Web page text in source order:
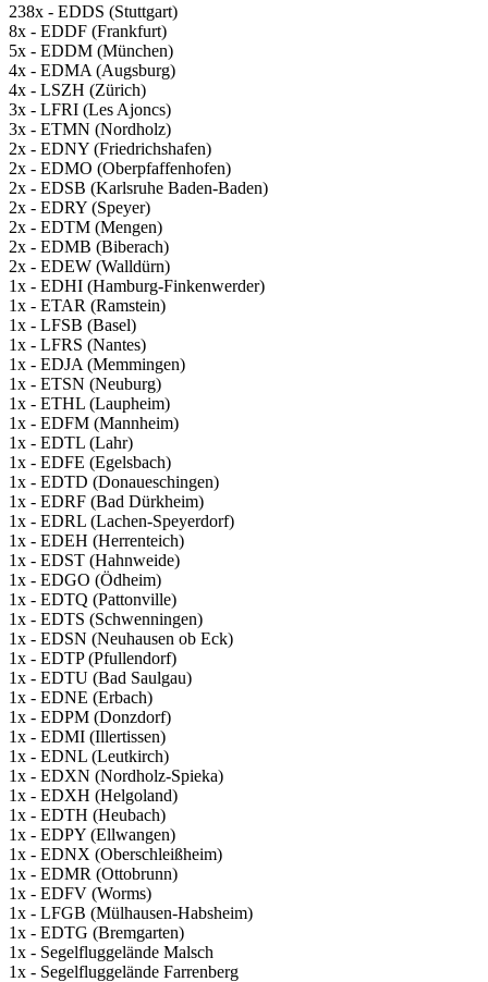
238x - EDDS (Stuttgart)
8x - EDDF (Frankfurt)
5x - EDDM (München)
4x - EDMA (Augsburg)
4x - LSZH (Zürich)
3x - LFRI (Les Ajoncs)
3x - ETMN (Nordholz)
2x - EDNY (Friedrichshafen)
2x - EDMO (Oberpfaffenhofen)
2x - EDSB (Karlsruhe Baden-Baden)
2x - EDRY (Speyer)
2x - EDTM (Mengen)
2x - EDMB (Biberach)
2x - EDEW (Walldürn)
1x - EDHI (Hamburg-Finkenwerder)
1x - ETAR (Ramstein)
1x - LFSB (Basel)
1x - LFRS (Nantes)
1x - EDJA (Memmingen)
1x - ETSN (Neuburg)
1x - ETHL (Laupheim)
1x - EDFM (Mannheim)
1x - EDTL (Lahr)
1x - EDFE (Egelsbach)
1x - EDTD (Donaueschingen)
1x - EDRF (Bad Dürkheim)
1x - EDRL (Lachen-Speyerdorf)
1x - EDEH (Herrenteich)
1x - EDST (Hahnweide)
1x - EDGO (Ödheim)
1x - EDTQ (Pattonville)
1x - EDTS (Schwenningen)
1x - EDSN (Neuhausen ob Eck)
1x - EDTP (Pfullendorf)
1x - EDTU (Bad Saulgau)
1x - EDNE (Erbach)
1x - EDPM (Donzdorf)
1x - EDMI (Illertissen)
1x - EDNL (Leutkirch)
1x - EDXN (Nordholz-Spieka)
1x - EDXH (Helgoland)
1x - EDTH (Heubach)
1x - EDPY (Ellwangen)
1x - EDNX (Oberschleißheim)
1x - EDMR (Ottobrunn)
1x - EDFV (Worms)
1x - LFGB (Mülhausen-Habsheim)
1x - EDTG (Bremgarten)
1x - Segelfluggelände Malsch
1x - Segelfluggelände Farrenberg